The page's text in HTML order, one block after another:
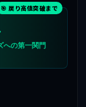
🎯 戻り高値突破まで
への第一関門